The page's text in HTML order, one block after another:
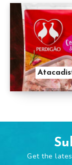
Get the